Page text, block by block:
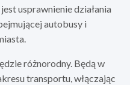
usprawnienie działania
autobusy i
różnorodny. Będą w
transportu, włączając